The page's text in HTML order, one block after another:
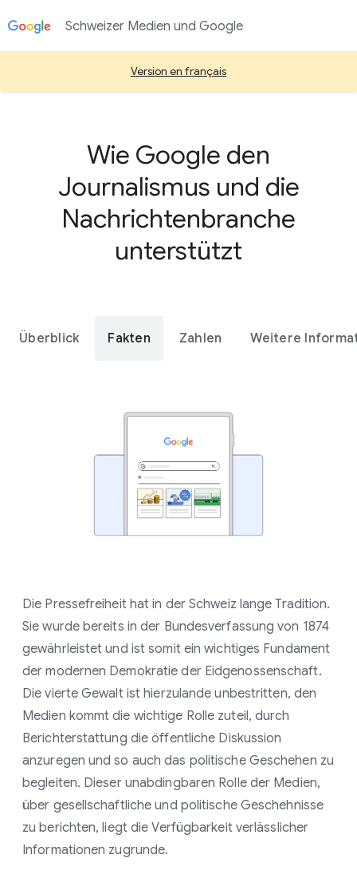
Schweizer Medien und Google
Version en français
Wie Google den
Journalismus und die
Nachrichtenbranche
unterstützt
Überblick Fakten Zahlen Weitere
Die Pressefreiheit hat in der Schweiz lange Tradition.
Sie wurde bereits in der Bundesverfassung von 1874
gewährleistet und ist somit ein wichtiges Fundament
der modernen Demokratie der Eidgenossenschaft.
Die vierte Gewalt ist hierzulande unbestritten, den
Medien kommt die wichtige Rolle zuteil, durch
Berichterstattung die öffentliche Diskussion
anzuregen und so auch das politische Geschehen zu
begleiten. Dieser unabdingbaren Rolle der Medien,
über gesellschaftliche und politische Geschehnisse
zu berichten, liegt die Verfügbarkeit verlässlicher
Informationen zugrunde.